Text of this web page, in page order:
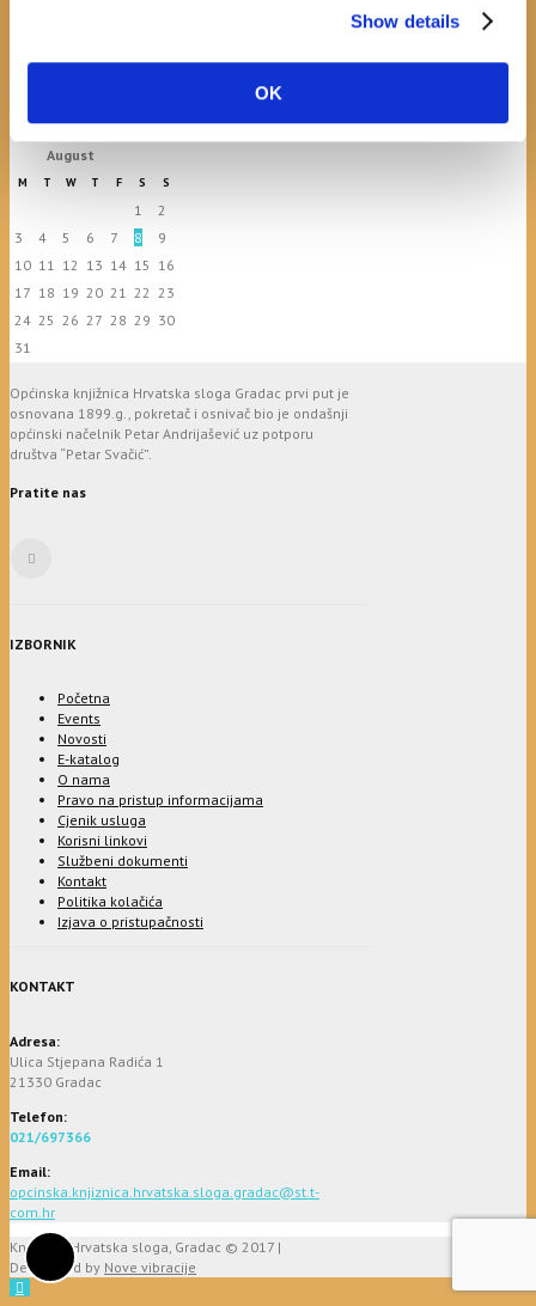
Show details
OK
August
M T W T F S S
1
2
3
4 5 6 7 8
9
10 11 12 13 14 15 16
17 18 19 20 21 22 23
24 25 26 27 28 29 30
31
Općinska knjižnica Hrvatska sloga Gradac prvi put je
osnovana 1899.g., pokretač i osnivač bio je ondašnji
općinski načelnik Petar Andrijašević uz potporu
društva “Petar Svačić”.
Pratite nas
IZBORNIK
Početna
Events
Novosti
E-katalog
O nama
Pravo na pristup informacijama
Cjenik usluga
Korisni linkovi
Službeni dokumenti
Kontakt
Politika kolačića
Izjava o pristupačnosti
KONTAKT
Adresa:
Ulica Stjepana Radića 1
21330 Gradac
Telefon:
021/697366
Email:
opcinska.knjiznica.hrvatska.sloga.gradac@st.t-
com.hr
Knjižnica Hrvatska sloga, Gradac © 2017 |
Developed by Nove vibracije